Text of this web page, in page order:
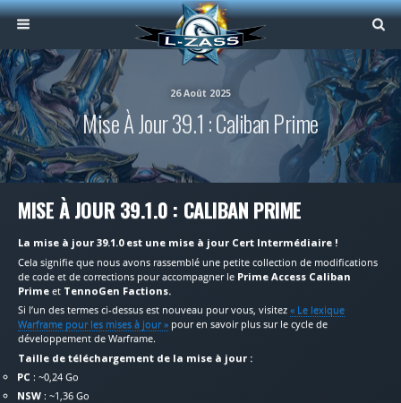
26 Août 2025
Mise À Jour 39.1 : Caliban Prime
MISE À JOUR 39.1.0 : CALIBAN PRIME
La mise à jour 39.1.0 est une mise à jour Cert Intermédiaire !
Cela signifie que nous avons rassemblé une petite collection de modifications
de code et de corrections pour accompagner le Prime Access Caliban
Prime et TennoGen Factions.
Si l’un des termes ci-dessus est nouveau pour vous, visitez « Le lexique
Warframe pour les mises à jour » pour en savoir plus sur le cycle de
développement de Warframe.
Taille de téléchargement de la mise à jour :
PC : ~0,24 Go
NSW : ~1,36 Go